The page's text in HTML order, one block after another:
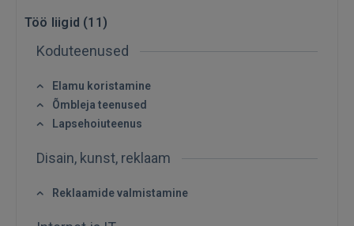
SISENE
Töö liigid (11)
Koduteenused
Elamu koristamine
Õmbleja teenused
Lapsehoiuteenus
Disain, kunst, reklaam
Reklaamide valmistamine